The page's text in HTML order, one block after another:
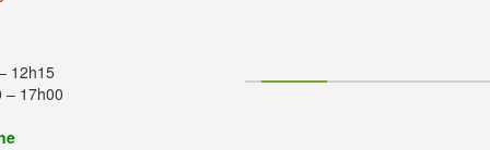
12h15
– 17h00